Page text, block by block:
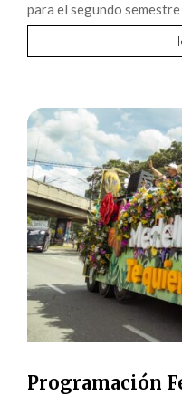
para el segundo
Programación